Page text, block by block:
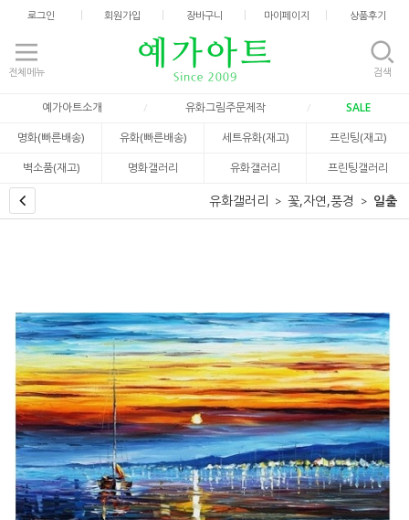
로그인 회원가입 장바구니 마이페이지 상품후기
전체메뉴 검색
예가아트소개 유화그림주문제작
SALE
명화(빠른배송)
유화(빠른배송) 세트유화(재고)
프린팅(재고)
벽소품(재고)
명화갤러리 유화갤러리 프린팅갤러리
유화갤러리 꽃,자연,풍경 일출